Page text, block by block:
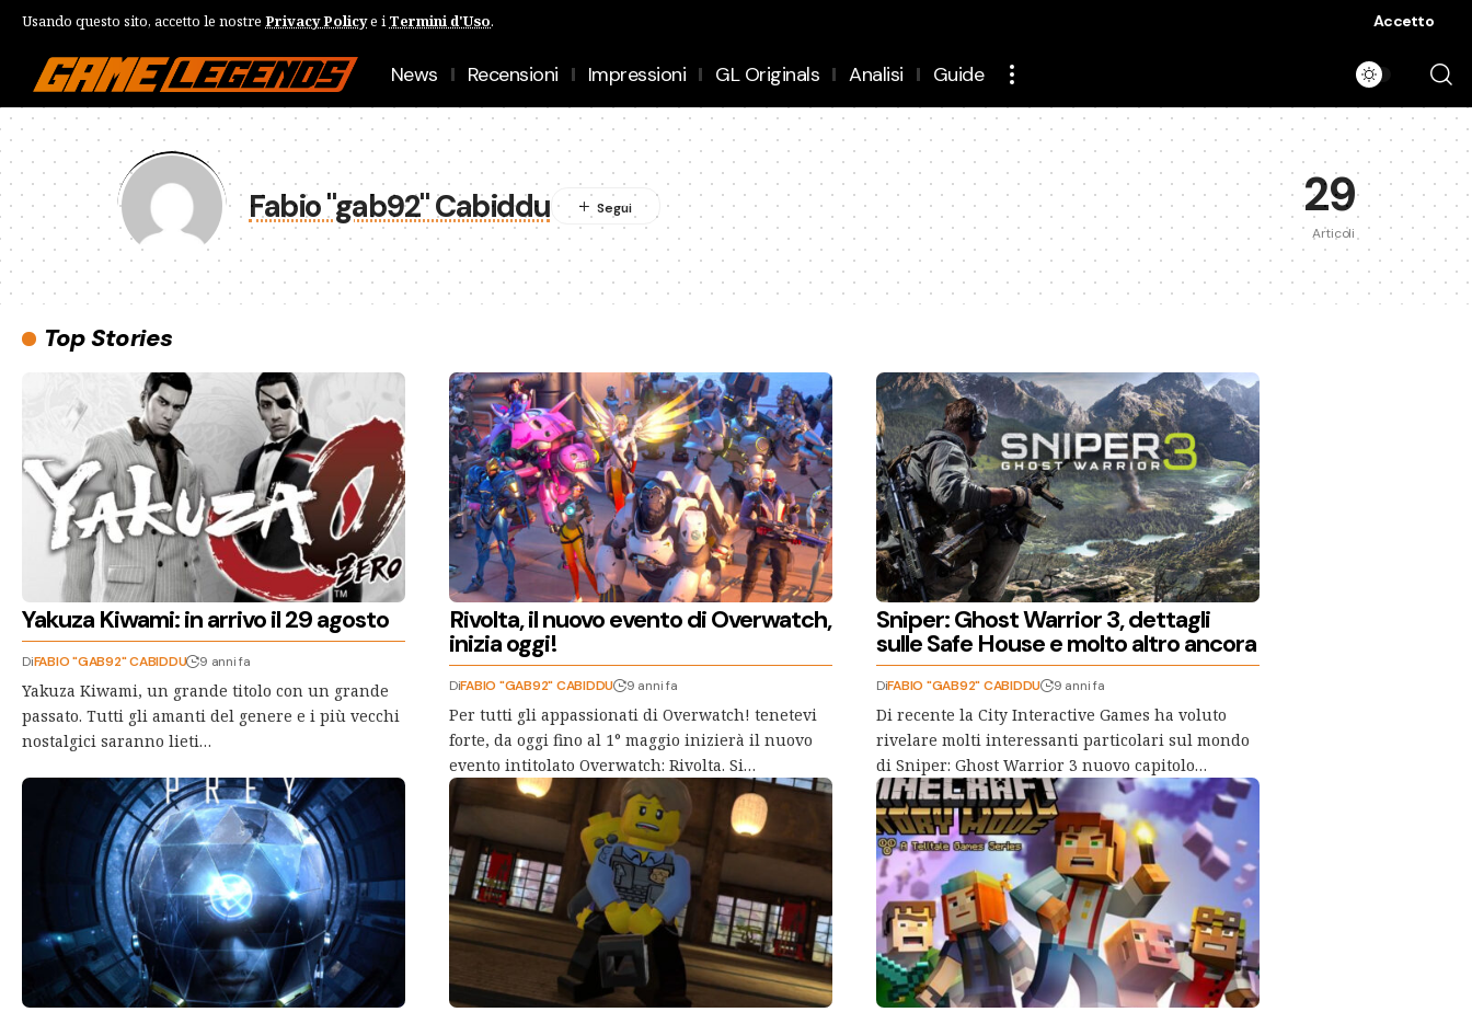
Usando questo sito, accetto le nostre Privacy Policye i Termini d'Uso. Accetto
News Recensioni Impressioni GL Originals Analisi Guide
Fabio "gab92" Cabiddu 29
Articoli
Top Stories
Yakuza Kiwami: in arrivo il 29 agosto
DiFABIO "GAB92" CABIDDU 9 anni fa
Yakuza Kiwami, un grande titolo con un grande
passato. Tutti gli amanti del genere e i più vecchi
nostalgici saranno lieti…
Rivolta, il nuovo evento di Overwatch,
inizia oggi!
DiFABIO "GAB92" CABIDDU 9 anni fa
Per tutti gli appassionati di Overwatch! tenetevi
forte, da oggi fino al 1° maggio inizierà il nuovo
evento intitolato Overwatch: Rivolta. Si…
Sniper: Ghost Warrior 3, dettagli
sulle Safe House e molto altro ancora
DiFABIO "GAB92" CABIDDU 9 anni fa
Di recente la City Interactive Games ha voluto
rivelare molti interessanti particolari sul mondo
di Sniper: Ghost Warrior 3 nuovo capitolo…